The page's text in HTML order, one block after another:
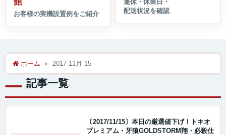
ホーム 2017 11月 15
記事一覧
〔2017/11/15〕本日の厳選値下げ！トキオ
プレミアム・牙狼GOLDSTORM翔・必殺仕